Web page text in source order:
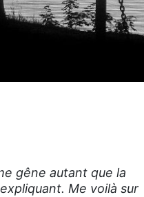
gêne autant que la
Me voilà sur